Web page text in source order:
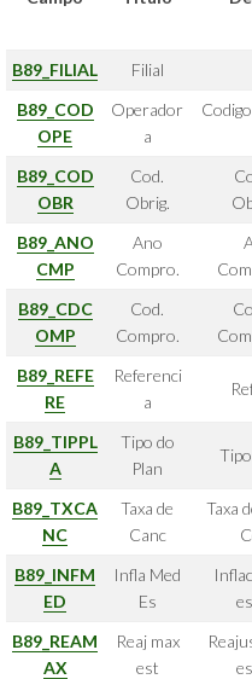
B89_FILIAL Filial
B89_COD
OPE
Operador
a
B89_COD
OBR
Cod.
Obrig.
B89_ANO
CMP
Ano
Compro.
B89_CDC
OMP
Cod.
Compro.
B89_REFE
RE
Referenci
a
B89_TIPPL
A
Tipo do
Plan
B89_TXCA
NC
Taxa de
Canc
Taxa
B89_INFM
ED
Infla Med
Es
B89_REAM
AX
Reaj max
est